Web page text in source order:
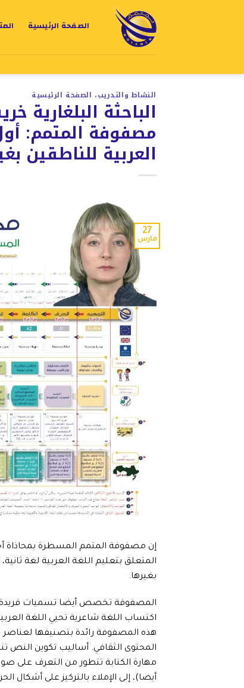
الصفحة الرئيسية
النشاط والتدريب، الصفحة الرئيسية
الباحثة البلغارية
مصفوفة المتمم:
العربية للناطقين
27
مارس
إن مصفوفة المتمم المسطرة بمحاذاة
المتعلق بتعليم اللغة العربية لغة
بغيرها.
المصفوفة تخصص أيضا تسميات فريدة
اكتساب اللغة شاعرية تحيي اللغة
هذه المصفوفة رائدة بتصنيفها لعناصر
المحتوى الثقافي. أساليب تكوين النص
مهارة الكتابة تتطور من التعرف على
أيضا)، إلى الإملاء بالتركيز على